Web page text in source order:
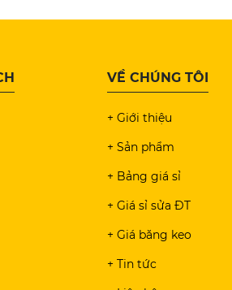
VỀ CHÚNG TÔI
+ Giới thiệu
+ Sản phẩm
+ Bảng giá sỉ
+ Giá sỉ sửa ĐT
+ Giá băng keo
+ Tin tức